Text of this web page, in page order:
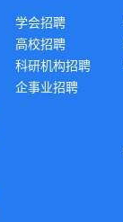
学会招聘
高校招聘
科研机构招聘
企事业招聘